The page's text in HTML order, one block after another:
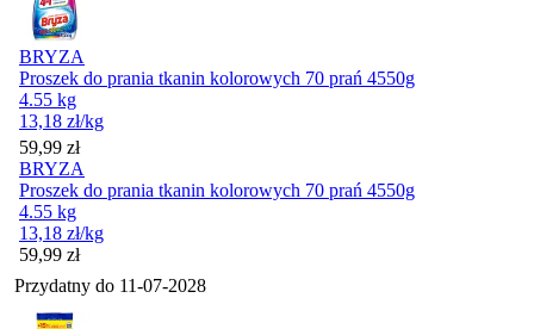
BRYZA
Proszek do prania tkanin kolorowych 70 prań 4550g
4.55 kg
13,18 zł/kg
Cena
59,99 zł
BRYZA
Proszek do prania tkanin kolorowych 70 prań 4550g
4.55 kg
13,18 zł/kg
Cena
59,99 zł
Przydatny do 11-07-2028